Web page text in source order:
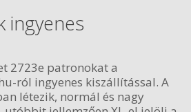
ingyenes
2723e patronokat a
ról ingyenes kiszállítással. A
létezik, normál és nagy